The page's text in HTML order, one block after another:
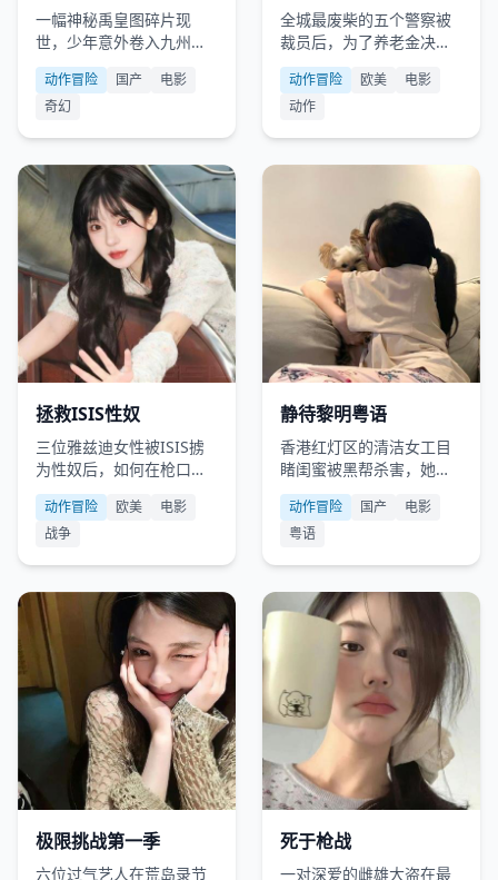
一幅神秘禹皇图碎片现
世，少年意外卷入九州鼎
的千年争夺战。
动作冒险 国产
电影
奇幻
全城最废柴的五个警察被
裁员后，为了养老金决定
假扮绑匪去抢银行金库。
动作冒险 欧美
电影
动作
拯救ISIS性奴
三位雅兹迪女性被ISIS掳
为性奴后，如何在枪口下
自救并救出上百人。
动作冒险 欧美
电影
战争
静待黎明粤语
香港红灯区的清洁女工目
睹闺蜜被黑帮杀害，她用
了三年时间，把自己练成
格斗高手复仇。
动作冒险 国产
电影
粤语
极限挑战第一季
六位过气艺人在荒岛录节
死于枪战
一对深爱的雌雄大盗在最